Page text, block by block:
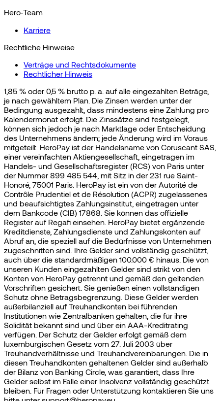
Hero‑Team
Karriere
Rechtliche Hinweise
Verträge und Rechtsdokumente
Rechtlicher Hinweis
1,85 % oder 0,5 % brutto p. a. auf alle eingezahlten Beträge,
je nach gewähltem Plan. Die Zinsen werden unter der
Bedingung ausgezahlt, dass mindestens eine Zahlung pro
Kalendermonat erfolgt. Die Zinssätze sind festgelegt,
können sich jedoch je nach Marktlage oder Entscheidung
des Unternehmens ändern; jede Änderung wird im Voraus
mitgeteilt. HeroPay ist der Handelsname von Coruscant SAS,
einer vereinfachten Aktiengesellschaft, eingetragen im
Handels- und Gesellschaftsregister (RCS) von Paris unter
der Nummer 899 485 544, mit Sitz in der 231 rue Saint-
Honoré, 75001 Paris. HeroPay ist ein von der Autorité de
Contrôle Prudentiel et de Résolution (ACPR) zugelassenes
und beaufsichtigtes Zahlungsinstitut, eingetragen unter
dem Bankcode (CIB) 17868. Sie können das offizielle
Register auf Regafi einsehen. HeroPay bietet ergänzende
Kreditdienste, Zahlungsdienste und Zahlungskonten auf
Abruf an, die speziell auf die Bedürfnisse von Unternehmen
zugeschnitten sind. Ihre Gelder sind vollständig geschützt,
auch über die standardmäßigen 100.000 € hinaus. Die von
unseren Kunden eingezahlten Gelder sind strikt von den
Konten von HeroPay getrennt und gemäß den geltenden
Vorschriften gesichert. Sie genießen einen vollständigen
Schutz ohne Betragsbegrenzung. Diese Gelder werden
außerbilanziell auf Treuhandkonten bei führenden
Institutionen wie Zentralbanken gehalten, die für ihre
Solidität bekannt sind und über ein AAA-Kreditrating
verfügen. Der Schutz der Gelder erfolgt gemäß dem
luxemburgischen Gesetz vom 27. Juli 2003 über
Treuhandverhältnisse und Treuhandvereinbarungen. Die in
diesen Treuhandkonten gehaltenen Gelder sind außerhalb
der Bilanz von Banking Circle, was garantiert, dass Ihre
Gelder selbst im Falle einer Insolvenz vollständig geschützt
bleiben. Für Fragen oder Unterstützung kontaktieren Sie uns